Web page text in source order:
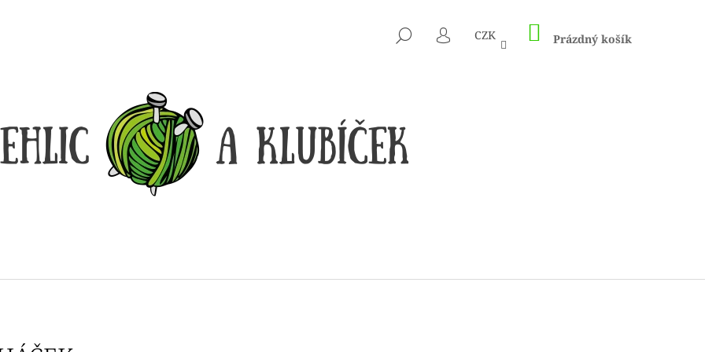
HLEDAT
PŘIHLÁŠENÍ
CZK NÁKUPNÍ
KOŠÍK
Prázdný košík
CO POTŘEBUJETE NAJÍT?
HLEDAT
K JEHLICÍM A HÁČKŮM KNIT
PRO ČERNÉ – STŘÍBRNÉ KONCOVKY